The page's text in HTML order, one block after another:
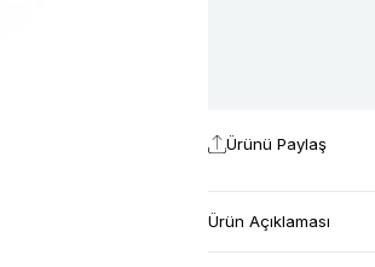
Ürünü Paylaş
Ürün Açıklaması